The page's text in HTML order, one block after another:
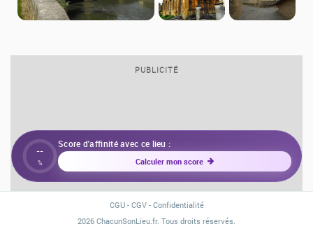
PUBLICITÉ
--
%
Score d'affinité avec ce lieu :
Calculer mon score
CGU- CGV- Confidentialité
2026 ChacunSonLieu.fr. Tous droits réservés.